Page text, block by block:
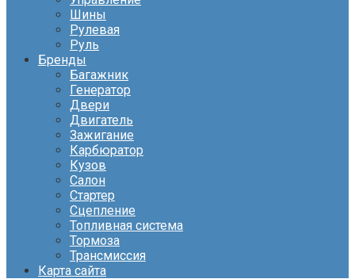
Шины
Рулевая
Руль
Бренды
Багажник
Генератор
Двери
Двигатель
Зажигание
Карбюратор
Кузов
Салон
Стартер
Сцепление
Топливная система
Тормоза
Трансмиссия
Карта сайта